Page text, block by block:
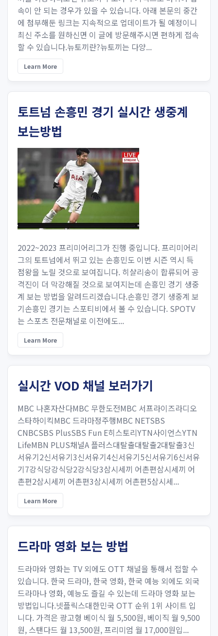
속이 안 되는 경우가 있을 수 있습니다. 아래 본문의 중간
에 첨부해둔 링크는 지속적으로 업데이트가 될 예정이니
최신 주소를 원하신면 이 글에 방문해주시면 편하게 접속
할 수 있습니다.뉴토끼란?뉴토끼는 다양...
Learn More
토트넘 손흥민 경기 실시간 생중계
보는방법
2022~2023 프리미어리그가 진행 중입니다. 프리미어리
그의 토트넘에서 뛰고 있는 손흥민도 이번 시즌 역시 득
점왕을 노릴 것으로 보여집니다. 히샬리송이 합류되어 공
격진이 더 막강해질 것으로 보여지는데 손흥민 경기 생중
계 보는 방법을 알려드리겠습니다.손흥민 경기 생중계 보
기손흥민 경기는 스포티비에서 볼 수 있습니다. SPOTV
는 스포츠 전문채널로 이전에도...
Learn More
실시간 VOD 채널 보러가기
MBC 나혼자산다MBC 무한도전MBC 서프라이즈라디오
스타하이킥MBC 드라마정주행MBC NETSBS
CNBCSBS PlusSBS Fun E히스토리YTN사이언스YTN
LifeMBN PLUS채널A 플러스대탈출대탈출2대탈출3신
서유기2신서유기3신서유기4신서유기5신서유기6신서유
기7강식당강식당2강식당3삼시세끼 어촌편삼시세끼 어
촌편2삼시세끼 어촌편3삼시세끼 어촌편5삼시세...
Learn More
드라마 영화 보는 방법
드라마와 영화는 TV 외에도 OTT 채널을 통해서 접할 수
있습니다. 한국 드라마, 한국 영화, 한국 예능 외에도 외국
드라마나 영화, 예능도 즐길 수 있는데 드라마 영화 보는
방법입니다.넷플릭스대한민국 OTT 순위 1위 사이트 입
니다. 가격은 광고형 베이식 월 5,500원, 베이직 월 9,500
원, 스탠다드 월 13,500원, 프리미엄 월 17,000원입...